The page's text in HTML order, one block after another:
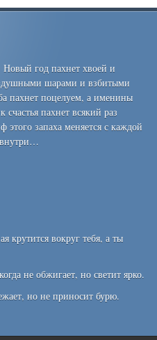
год пахнет хвоей и
шарами и взбитыми
пахнет поцелуем, а именины
пахнет всякий раз
запаха меняется с каждой
внутри…
крутится вокруг тебя, а ты
не обжигает, но светит ярко.
но не приносит бурю.